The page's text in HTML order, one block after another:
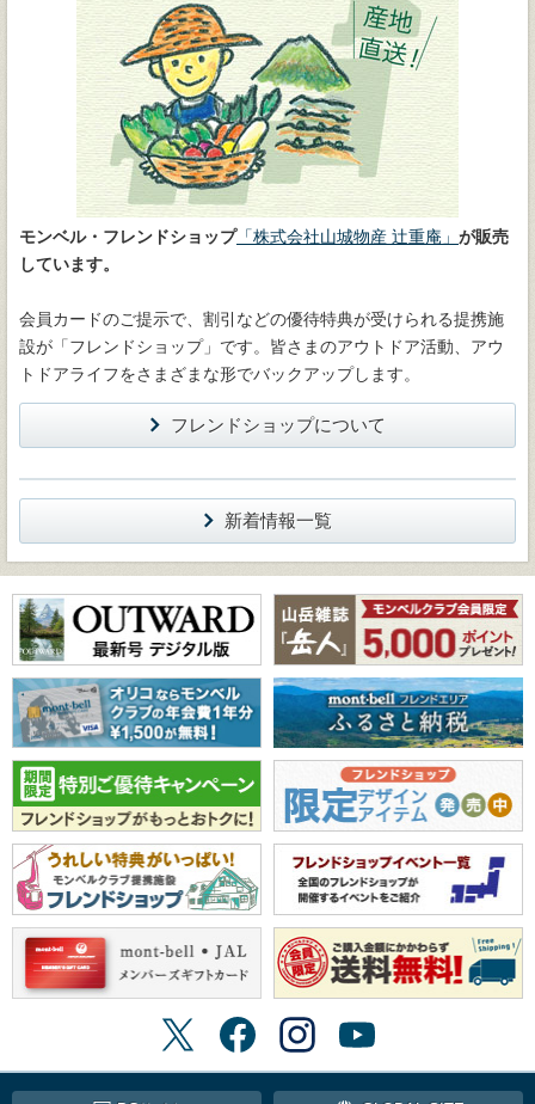
モンベル・フレンドショップ「株式会社山城物産 辻重庵」 が販売
しています。
会員カードのご提示で、割引などの優待特典が受けられる提携施
設が「フレンドショップ」です。皆さまのアウトドア活動、アウ
トドアライフをさまざまな形でバックアップします。
フレンドショップについて
新着情報一覧